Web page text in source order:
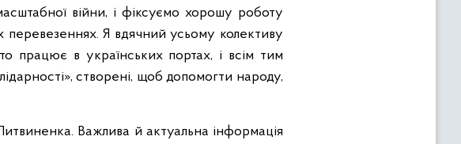
війни, і фіксуємо хорошу роботу
перевезеннях. Я вдячний усьому колективу
працює в українських портах, і всім тим
створені, щоб допомогти народу,
Важлива й актуальна інформація